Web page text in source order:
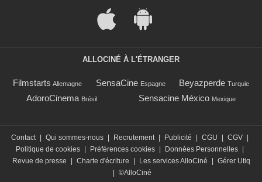
ALLOCINÉ À L'ÉTRANGER
Filmstarts Allemagne SensaCine Espagne Beyazperde Turquie
AdoroCinema Brésil Sensacine México Mexique
Contact Qui sommes-nous Recrutement Publicité CGU CGV
Politique de cookies
Préférences cookies Données Personnelles
Revue de presse
Charte d'écriture Les services AlloCiné
Gérer Utiq
©AlloCiné